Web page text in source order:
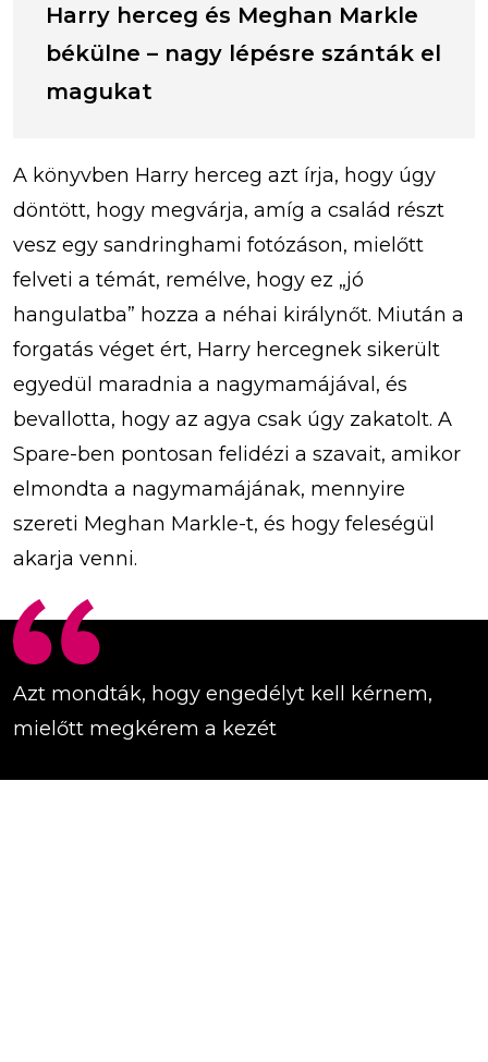
Harry herceg és Meghan Markle
békülne – nagy lépésre szánták el
magukat
A könyvben Harry herceg azt írja, hogy úgy
döntött, hogy megvárja, amíg a család részt
vesz egy sandringhami fotózáson, mielőtt
felveti a témát, remélve, hogy ez „jó
hangulatba” hozza a néhai királynőt. Miután a
forgatás véget ért, Harry hercegnek sikerült
egyedül maradnia a nagymamájával, és
bevallotta, hogy az agya csak úgy zakatolt. A
Spare-ben pontosan felidézi a szavait, amikor
elmondta a nagymamájának, mennyire
szereti Meghan Markle-t, és hogy feleségül
akarja venni.
Azt mondták, hogy engedélyt kell kérnem,
mielőtt megkérem a kezét